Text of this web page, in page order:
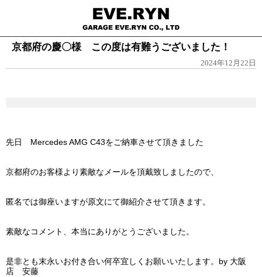
京都府の慶〇様 この度は有難うございました！
2024年12月22日
先日 Mercedes AMG C43をご納車させて頂きました
京都府のお客様より素敵なメールを頂戴致しましたので、
匿名では御座いますが原文にて御紹介させて頂きます。
素敵なコメント、本当にありがとうございました。
是非とも末永いお付き合い何卒宜しくお願いいたします。by 大阪
店 安藤